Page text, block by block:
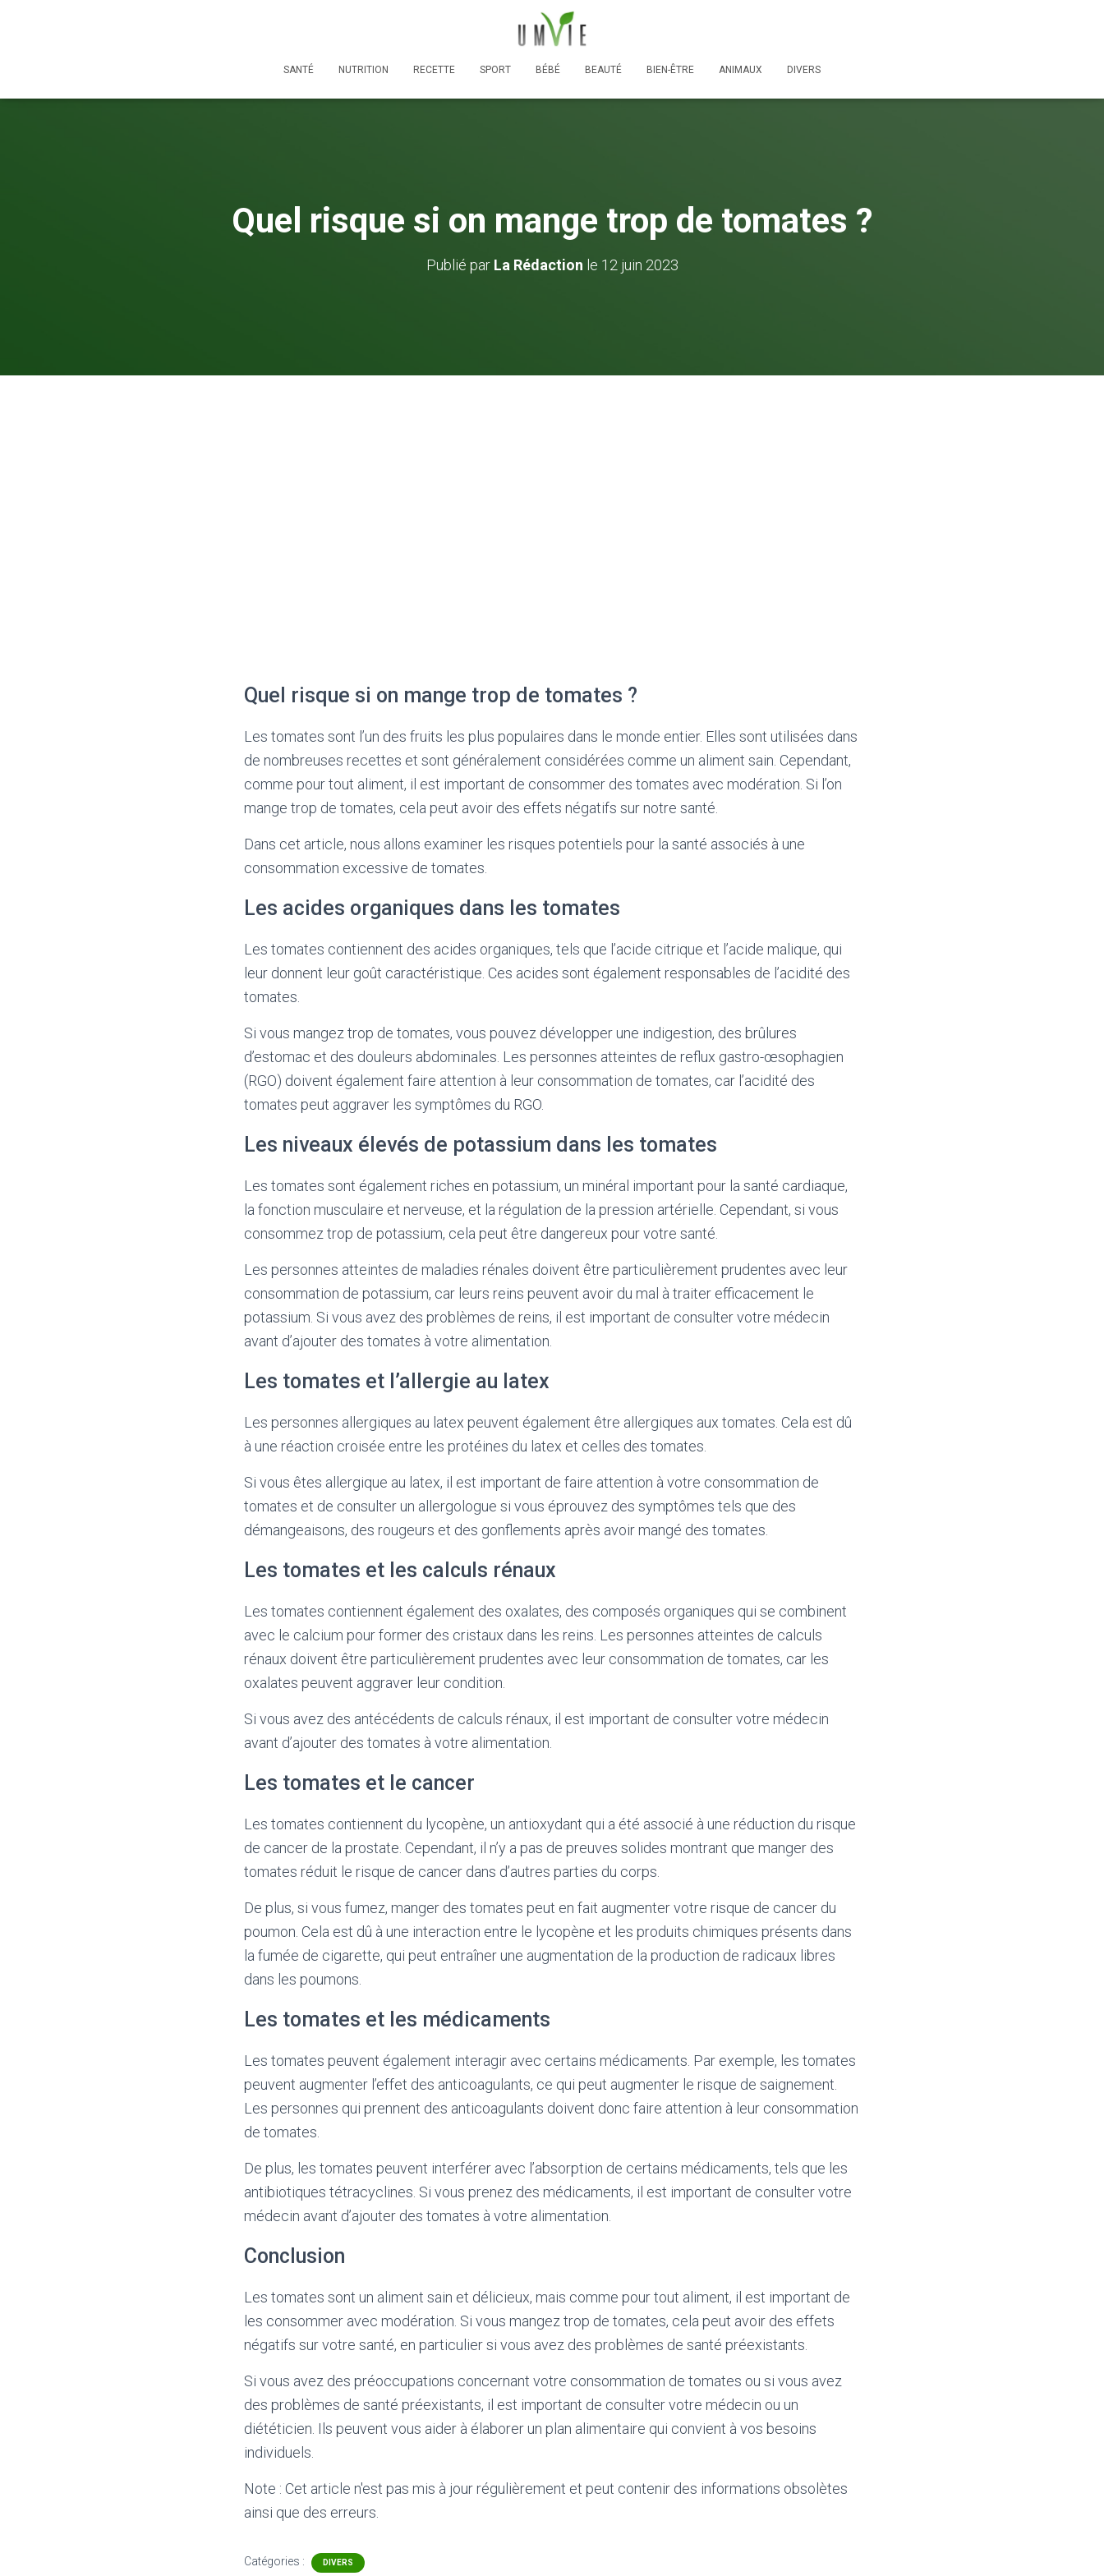
SANTÉ NUTRITION RECETTE SPORT BÉBÉ BEAUTÉ BIEN-ÊTRE ANIMAUX DIVERS
Quel risque si on mange trop de tomates ?
Publié par La Rédaction le 12 juin 2023
Quel risque si on mange trop de tomates ?
Les tomates sont l’un des fruits les plus populaires dans le monde entier. Elles sont utilisées dans
de nombreuses recettes et sont généralement considérées comme un aliment sain. Cependant,
comme pour tout aliment, il est important de consommer des tomates avec modération. Si l’on
mange trop de tomates, cela peut avoir des effets négatifs sur notre santé.
Dans cet article, nous allons examiner les risques potentiels pour la santé associés à une
consommation excessive de tomates.
Les acides organiques dans les tomates
Les tomates contiennent des acides organiques, tels que l’acide citrique et l’acide malique, qui
leur donnent leur goût caractéristique. Ces acides sont également responsables de l’acidité des
tomates.
Si vous mangez trop de tomates, vous pouvez développer une indigestion, des brûlures
d’estomac et des douleurs abdominales. Les personnes atteintes de reflux gastro-œsophagien
(RGO) doivent également faire attention à leur consommation de tomates, car l’acidité des
tomates peut aggraver les symptômes du RGO.
Les niveaux élevés de potassium dans les tomates
Les tomates sont également riches en potassium, un minéral important pour la santé cardiaque,
la fonction musculaire et nerveuse, et la régulation de la pression artérielle. Cependant, si vous
consommez trop de potassium, cela peut être dangereux pour votre santé.
Les personnes atteintes de maladies rénales doivent être particulièrement prudentes avec leur
consommation de potassium, car leurs reins peuvent avoir du mal à traiter efficacement le
potassium. Si vous avez des problèmes de reins, il est important de consulter votre médecin
avant d’ajouter des tomates à votre alimentation.
Les tomates et l’allergie au latex
Les personnes allergiques au latex peuvent également être allergiques aux tomates. Cela est dû
à une réaction croisée entre les protéines du latex et celles des tomates.
Si vous êtes allergique au latex, il est important de faire attention à votre consommation de
tomates et de consulter un allergologue si vous éprouvez des symptômes tels que des
démangeaisons, des rougeurs et des gonflements après avoir mangé des tomates.
Les tomates et les calculs rénaux
Les tomates contiennent également des oxalates, des composés organiques qui se combinent
avec le calcium pour former des cristaux dans les reins. Les personnes atteintes de calculs
rénaux doivent être particulièrement prudentes avec leur consommation de tomates, car les
oxalates peuvent aggraver leur condition.
Si vous avez des antécédents de calculs rénaux, il est important de consulter votre médecin
avant d’ajouter des tomates à votre alimentation.
Les tomates et le cancer
Les tomates contiennent du lycopène, un antioxydant qui a été associé à une réduction du risque
de cancer de la prostate. Cependant, il n’y a pas de preuves solides montrant que manger des
tomates réduit le risque de cancer dans d’autres parties du corps.
De plus, si vous fumez, manger des tomates peut en fait augmenter votre risque de cancer du
poumon. Cela est dû à une interaction entre le lycopène et les produits chimiques présents dans
la fumée de cigarette, qui peut entraîner une augmentation de la production de radicaux libres
dans les poumons.
Les tomates et les médicaments
Les tomates peuvent également interagir avec certains médicaments. Par exemple, les tomates
peuvent augmenter l’effet des anticoagulants, ce qui peut augmenter le risque de saignement.
Les personnes qui prennent des anticoagulants doivent donc faire attention à leur consommation
de tomates.
De plus, les tomates peuvent interférer avec l’absorption de certains médicaments, tels que les
antibiotiques tétracyclines. Si vous prenez des médicaments, il est important de consulter votre
médecin avant d’ajouter des tomates à votre alimentation.
Conclusion
Les tomates sont un aliment sain et délicieux, mais comme pour tout aliment, il est important de
les consommer avec modération. Si vous mangez trop de tomates, cela peut avoir des effets
négatifs sur votre santé, en particulier si vous avez des problèmes de santé préexistants.
Si vous avez des préoccupations concernant votre consommation de tomates ou si vous avez
des problèmes de santé préexistants, il est important de consulter votre médecin ou un
diététicien. Ils peuvent vous aider à élaborer un plan alimentaire qui convient à vos besoins
individuels.
Note : Cet article n'est pas mis à jour régulièrement et peut contenir des informations obsolètes
ainsi que des erreurs.
Catégories : DIVERS